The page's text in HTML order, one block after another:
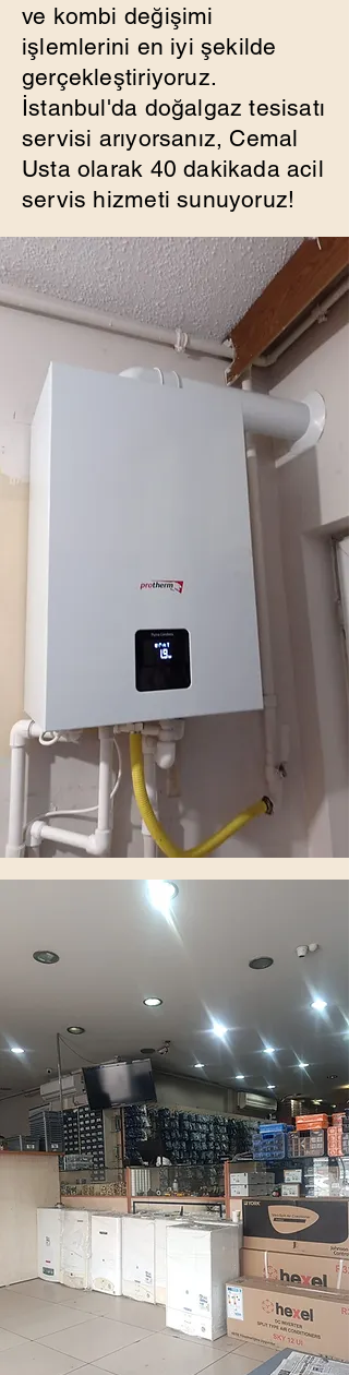
ve kombi değişimi
işlemlerini en iyi şekilde
gerçekleştiriyoruz.
İstanbul'da doğalgaz tesisatı
servisi arıyorsanız, Cemal
Usta olarak 40 dakikada acil
servis hizmeti sunuyoruz!